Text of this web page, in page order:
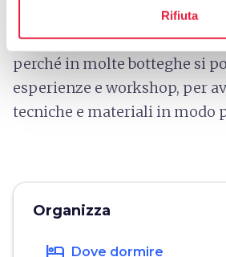
Rifiuta
perché testimonia una
permette di acquistare
perché in molte botteghe si
esperienze e workshop, per
tecniche e materiali in modo
Organizza
hotel Dove dormire